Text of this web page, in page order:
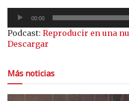
Reproductor
de
audio
00:00
Podcast: Reproducir en una
Descargar
Más noticias